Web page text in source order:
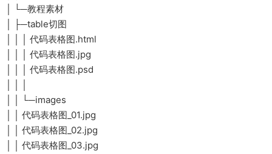
│ └─教程素材
│ ├─table切图
│ │ │ 代码表格图.html
│ │ │ 代码表格图.jpg
│ │ │ 代码表格图.psd
│ │ └─images
│ │ 代码表格图_01.jpg
│ │ 代码表格图_02.jpg
│ │ 代码表格图_03.jpg